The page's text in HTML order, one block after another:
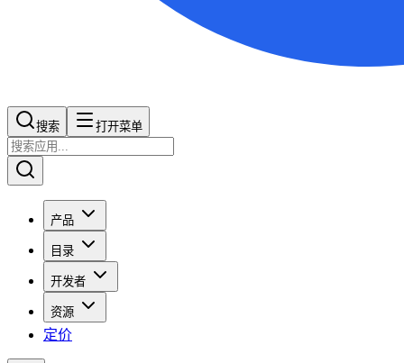
搜索​​​​ 打开菜单
产品
目录
开发者
资源
定价